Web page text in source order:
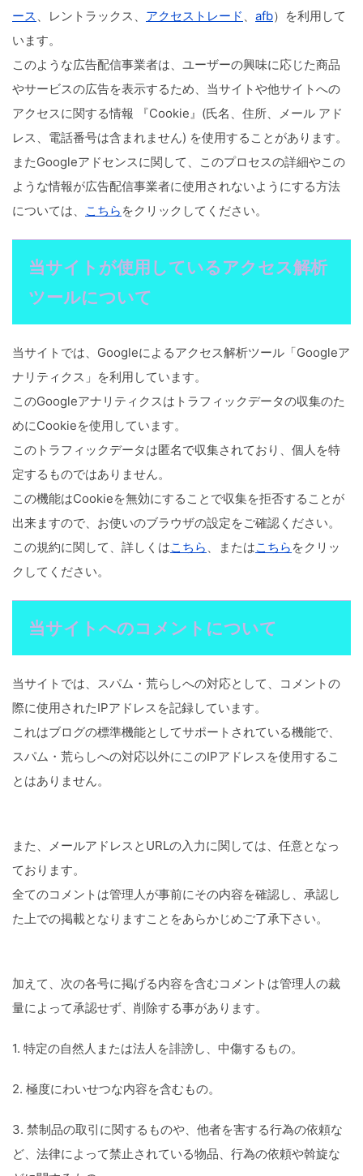
ース 、レントラックス、 アクセストレード 、 afb）を利用して
います。
このような広告配信事業者は、ユーザーの興味に応じた商品
やサービスの広告を表示するため、当サイトや他サイトへの
アクセスに関する情報 『Cookie』(氏名、住所、メール アド
レス、電話番号は含まれません) を使用することがあります。
またGoogleアドセンスに関して、このプロセスの詳細やこの
ような情報が広告配信事業者に使用されないようにする方法
については、
こちら をクリックしてください。
当サイトが使用しているアクセス解析
ツールについて
当サイトでは、Googleによるアクセス解析ツール「Googleア
ナリティクス」を利用しています。
このGoogleアナリティクスはトラフィックデータの収集のた
めにCookieを使用しています。
このトラフィックデータは匿名で収集されており、個人を特
定するものではありません。
この機能はCookieを無効にすることで収集を拒否することが
出来ますので、お使いのブラウザの設定をご確認ください。
この規約に関して、詳しくはこちら 、またはこちら をクリッ
クしてください。
当サイトへのコメントについて
当サイトでは、スパム・荒らしへの対応として、コメントの
際に使用されたIPアドレスを記録しています。
これはブログの標準機能としてサポートされている機能で、
スパム・荒らしへの対応以外にこのIPアドレスを使用するこ
とはありません。
また、メールアドレスとURLの入力に関しては、任意となっ
ております。
全てのコメントは管理人が事前にその内容を確認し、承認し
た上での掲載となりますことをあらかじめご了承下さい。
加えて、次の各号に掲げる内容を含むコメントは管理人の裁
量によって承認せず、削除する事があります。
1. 特定の自然人または法人を誹謗し、中傷するもの。
2. 極度にわいせつな内容を含むもの。
3. 禁制品の取引に関するものや、他者を害する行為の依頼な
ど、法律によって禁止されている物品、行為の依頼や斡旋な